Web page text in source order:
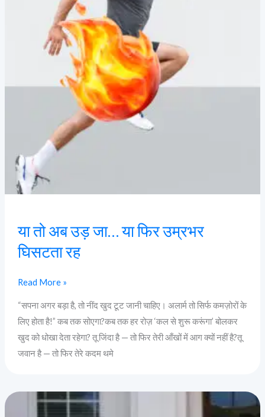
या तो अब उड़ जा… या फिर उम्रभर
घिसटता रह
Read More »
“सपना अगर बड़ा है, तो नींद खुद टूट जानी चाहिए। अलार्म तो सिर्फ कमज़ोरों के
लिए होता है!” कब तक सोएगा?कब तक हर रोज़ ‘कल से शुरू करूंगा’ बोलकर
खुद को धोखा देता रहेगा? तू जिंदा है — तो फिर तेरी आँखों में आग क्यों नहीं है?तू
जवान है — तो फिर तेरे कदम थमे